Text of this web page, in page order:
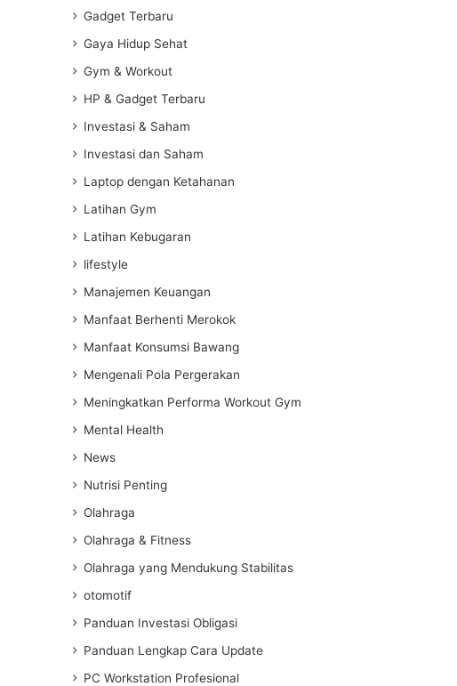
Gadget Terbaru
Gaya Hidup Sehat
Gym & Workout
HP & Gadget Terbaru
Investasi & Saham
Investasi dan Saham
Laptop dengan Ketahanan
Latihan Gym
Latihan Kebugaran
lifestyle
Manajemen Keuangan
Manfaat Berhenti Merokok
Manfaat Konsumsi Bawang
Mengenali Pola Pergerakan
Meningkatkan Performa Workout Gym
Mental Health
News
Nutrisi Penting
Olahraga
Olahraga & Fitness
Olahraga yang Mendukung Stabilitas
otomotif
Panduan Investasi Obligasi
Panduan Lengkap Cara Update
PC Workstation Profesional